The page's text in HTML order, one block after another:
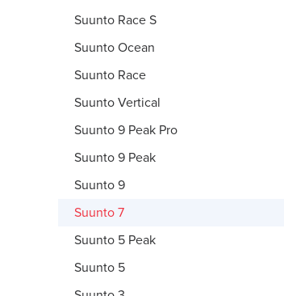
Suunto Race S
Suunto Ocean
Suunto Race
Suunto Vertical
Suunto 9 Peak Pro
Suunto 9 Peak
Suunto 9
Suunto 7
Suunto 5 Peak
Suunto 5